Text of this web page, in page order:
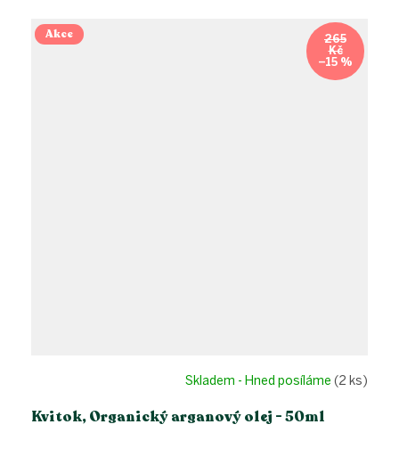
Akce
265
Kč
–15 %
Kvitok, Organický arganový olej - 50ml
Skladem - Hned posíláme (2 ks)